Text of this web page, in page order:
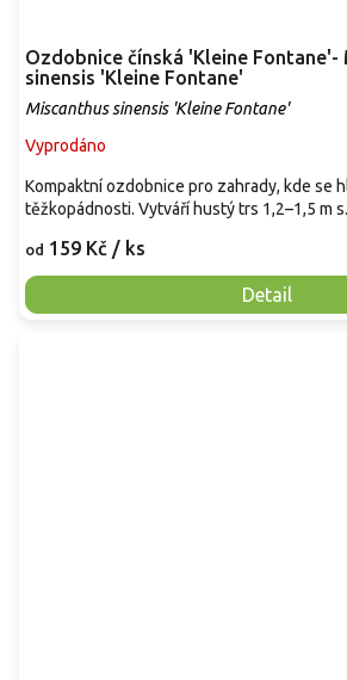
Ozdobnice čínská 'Kleine Fontane'-
sinensis 'Kleine Fontane'
Miscanthus sinensis 'Kleine Fontane'
Vyprodáno
od 159 Kč / ks
Detail
Kompaktní ozdobnice pro zahrady, kde se
těžkopádnosti. Vytváří hustý trs 1,2–1,5 m